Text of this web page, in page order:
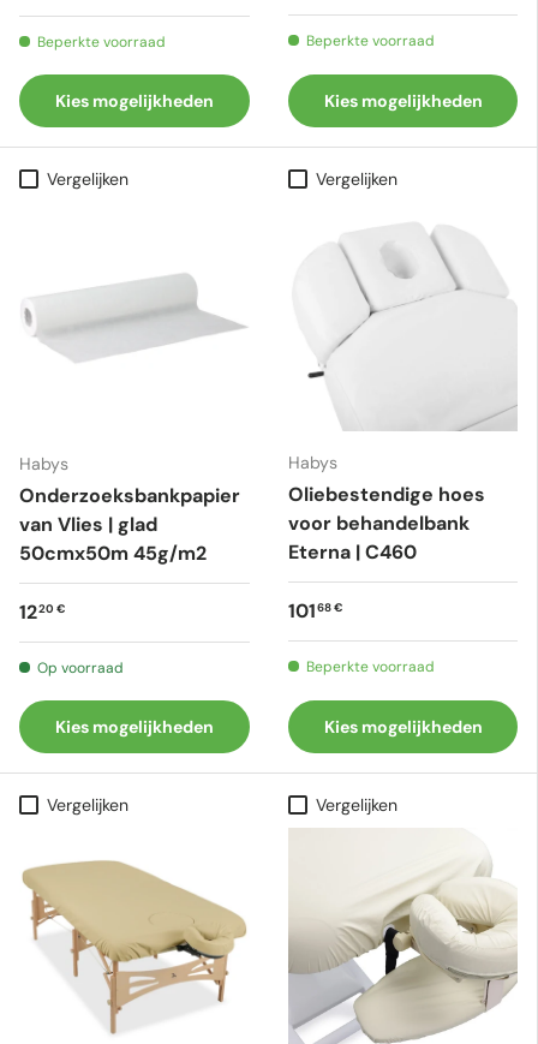
Beperkte voorraad
Kies mogelijkheden
Beperkte voorraad
Kies mogelijkheden
Vergelijken
Habys
Onderzoeksbankpapier
van Vlies | glad
50cmx50m 45g/m2
Reguliere prijs
1220 €
Op voorraad
Kies mogelijkheden
Vergelijken
Habys
Oliebestendige hoes
voor behandelbank
Eterna | C460
Reguliere prijs
10168 €
Beperkte voorraad
Kies mogelijkheden
Vergelijken Vergelijken